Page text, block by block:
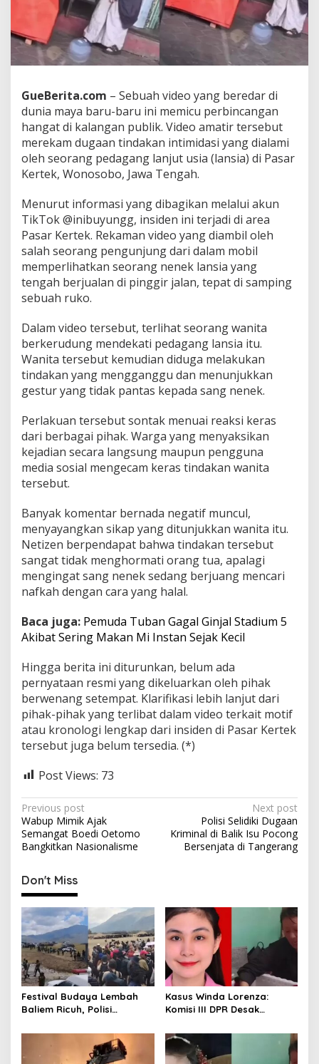
g
a
n
g
s
i
a
d
i
P
a
a
K
e
r
t
e
k
n
o
s
o
b
o
e
r
e
k
a
i
d
e
o
GueBerita.com – Sebuah video yang beredar di
dunia maya baru-baru ini memicu perbincangan
hangat di kalangan publik. Video amatir tersebut
merekam dugaan tindakan intimidasi yang dialami
oleh seorang pedagang lanjut usia (lansia) di Pasar
Kertek, Wonosobo, Jawa Tengah.
Menurut informasi yang dibagikan melalui akun
TikTok @inibuyungg, insiden ini terjadi di area
Pasar Kertek. Rekaman video yang diambil oleh
salah seorang pengunjung dari dalam mobil
memperlihatkan seorang nenek lansia yang
tengah berjualan di pinggir jalan, tepat di samping
sebuah ruko.
Dalam video tersebut, terlihat seorang wanita
berkerudung mendekati pedagang lansia itu.
Wanita tersebut kemudian diduga melakukan
tindakan yang mengganggu dan menunjukkan
gestur yang tidak pantas kepada sang nenek.
Perlakuan tersebut sontak menuai reaksi keras
dari berbagai pihak. Warga yang menyaksikan
kejadian secara langsung maupun pengguna
media sosial mengecam keras tindakan wanita
tersebut.
Banyak komentar bernada negatif muncul,
menyayangkan sikap yang ditunjukkan wanita itu.
Netizen berpendapat bahwa tindakan tersebut
sangat tidak menghormati orang tua, apalagi
mengingat sang nenek sedang berjuang mencari
nafkah dengan cara yang halal.
Baca juga: Pemuda Tuban Gagal Ginjal Stadium 5
Akibat Sering Makan Mi Instan Sejak Kecil
Hingga berita ini diturunkan, belum ada
pernyataan resmi yang dikeluarkan oleh pihak
berwenang setempat. Klarifikasi lebih lanjut dari
pihak-pihak yang terlibat dalam video terkait motif
atau kronologi lengkap dari insiden di Pasar Kertek
tersebut juga belum tersedia. (*)
Post Views: 73
P
o
s
t
n
a
v
i
g
a
t
i
o
Previous post
Wabup Mimik Ajak
Semangat Boedi Oetomo
Bangkitkan Nasionalisme
Next post
Polisi Selidiki Dugaan
Kriminal di Balik Isu Pocong
Bersenjata di Tangerang
Don't Miss
Festival Budaya Lembah
Baliem Ricuh, Polisi
Kasus Winda Lorenza:
Komisi III DPR Desak